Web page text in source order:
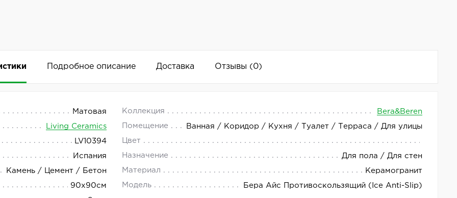
Подробное описание Доставка Отзывы (0)
Матовая Коллекция Bera&Beren
Living Ceramics Помещение Ванная / Коридор / Кухня / Туалет / Терраса / Для улицы
LV10394 Цвет
Испания Назначение Для пола / Для стен
Камень / Цемент / Бетон Материал Керамогранит
90x90см Модель Бера Айс Противоскользящий (Ice Anti-Slip)
Living Ceramics из коллекции Bera&Beren представляет собой высококачественный и долговечный
помещений.
практичностью в использовании и не требует особого ухода. А антискользящая поверхность
Добавить комментарий